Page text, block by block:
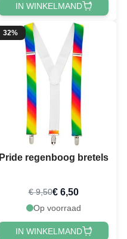
IN WINKELMAND
32%
Pride regenboog bretels
€ 9,50€ 6,50
Op voorraad
IN WINKELMAND